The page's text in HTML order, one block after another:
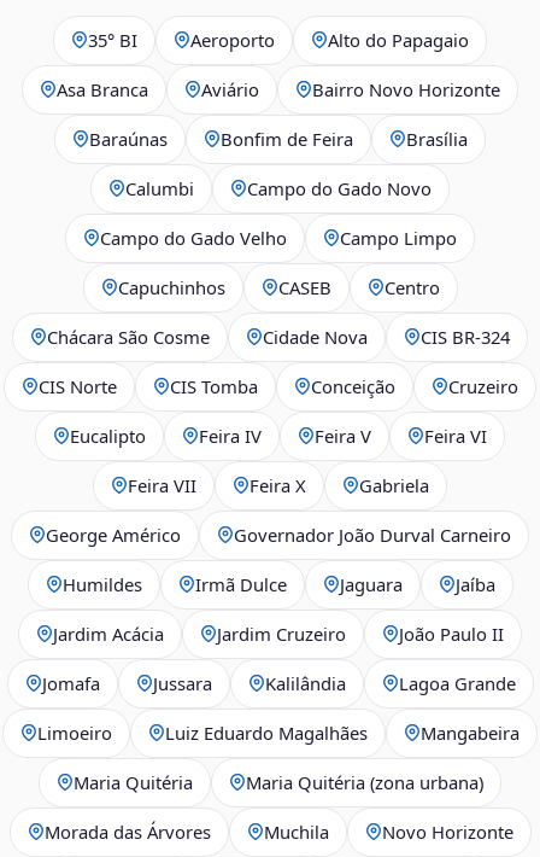
35° BI Aeroporto Alto do Papagaio
Asa Branca Aviário Bairro Novo Horizonte
Baraúnas Bonfim de Feira Brasília
Calumbi Campo do Gado Novo
Campo do Gado Velho Campo Limpo
Capuchinhos CASEB Centro
Chácara São Cosme Cidade Nova CIS BR‑324
CIS Norte CIS Tomba Conceição Cruzeiro
Eucalipto Feira IV Feira V Feira VI
Feira VII Feira X Gabriela
George Américo Governador João Durval Carneiro
Humildes Irmã Dulce Jaguara Jaíba
Jardim Acácia Jardim Cruzeiro João Paulo II
Jomafa Jussara Kalilândia Lagoa Grande
Limoeiro Luiz Eduardo Magalhães Mangabeira
Maria Quitéria Maria Quitéria (zona urbana)
Morada das Árvores Muchila Novo Horizonte